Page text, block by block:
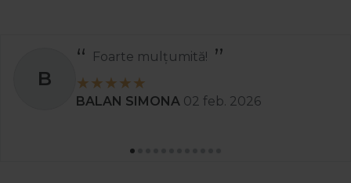
B
Foarte mulțumită!
BALAN SIMONA 02 feb. 2026